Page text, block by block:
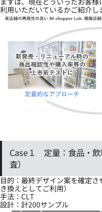
利用いただいているかご紹介し
Case１ 定量：食品・
査）
目的：最終デザイン案を確定
き換えとしてご利用）
手法：CLT
設計：計200サンプル